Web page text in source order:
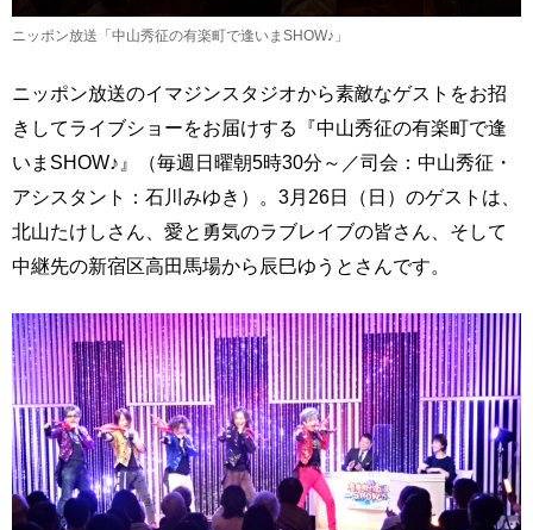
ニッポン放送「中山秀征の有楽町で逢いまSHOW♪」
ニッポン放送のイマジンスタジオから素敵なゲストをお招
きしてライブショーをお届けする『中山秀征の有楽町で逢
いまSHOW♪』（毎週日曜朝5時30分～／司会：中山秀征・
アシスタント：石川みゆき）。3月26日（日）のゲストは、
北山たけしさん、愛と勇気のラブレイブの皆さん、そして
中継先の新宿区高田馬場から辰巳ゆうとさんです。